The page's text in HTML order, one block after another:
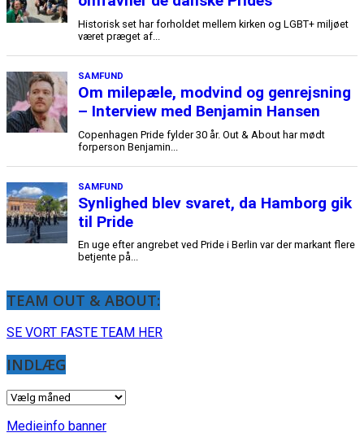
TEAM OUT & ABOUT:
SE VORT FASTE TEAM HER
INDLÆG
INDLÆG
Medieinfo banner